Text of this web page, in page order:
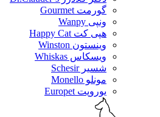
گورمت Gourmet
ونپی Wanpy
هپی کت Happy Cat
وینستون Winston
ویسکاس Whiskas
شسیر Schesir
مونلو Monello
یوروپت Europet